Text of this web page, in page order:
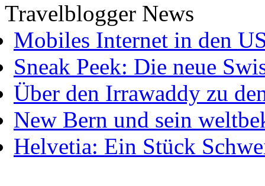
Travelblogger News
Mobiles Internet in den
Sneak Peek: Die neue
Über den Irrawaddy zu
New Bern und sein
Helvetia: Ein Stück